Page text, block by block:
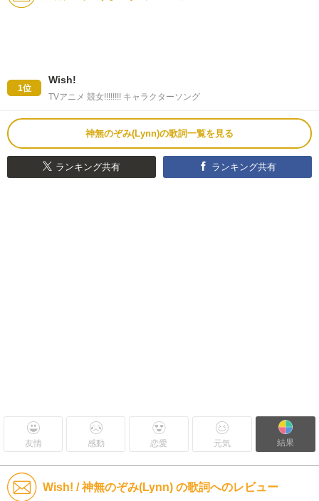
1位
Wish!
TVアニメ 競女!!!!!!!! キャラクターソング
神無のぞみ(Lynn)の歌詞一覧を見る
ランキング共有 ランキング共有
友情 感動 恋愛 元気 結果
Wish! / 神無のぞみ(Lynn) の歌詞へのレビュー